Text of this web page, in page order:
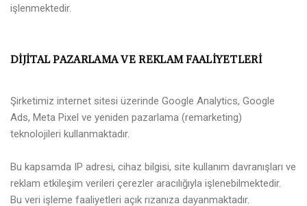
işlenmektedir.
DİJİTAL PAZARLAMA VE REKLAM FAALİYETLERİ
Şirketimiz internet sitesi üzerinde Google Analytics, Google
Ads, Meta Pixel ve yeniden pazarlama (remarketing)
teknolojileri kullanmaktadır.
Bu kapsamda IP adresi, cihaz bilgisi, site kullanım davranışları ve
reklam etkileşim verileri çerezler aracılığıyla işlenebilmektedir.
Bu veri işleme faaliyetleri açık rızanıza dayanmaktadır.